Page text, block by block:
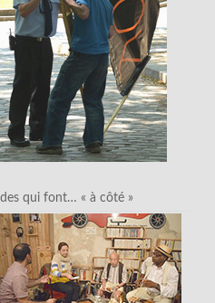
des qui font… « à côté »